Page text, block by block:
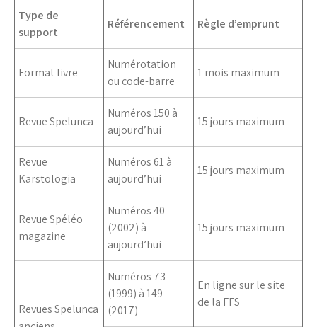
Type de
support
Référencement Règle d’emprunt
Format livre
Numérotation
ou code-barre
1 mois maximum
Revue Spelunca
Numéros 150 à
aujourd’hui
15 jours maximum
Revue
Karstologia
Numéros 61 à
aujourd’hui
15 jours maximum
Revue Spéléo
magazine
Numéros 40
(2002) à
aujourd’hui
15 jours maximum
Revues Spelunca
Numéros 73
(1999) à 149
(2017)
En ligne sur le site
de la FFS